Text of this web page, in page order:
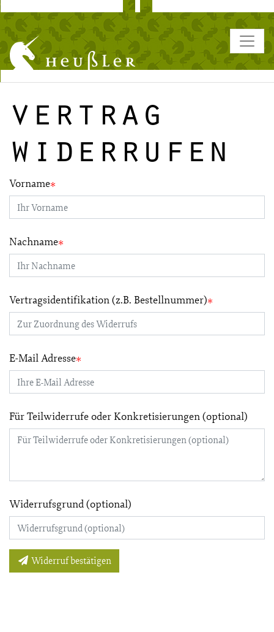
vertrag
widerrufen
Vorname
Nachname
Vertragsidentifikation (z.B. Bestellnummer)
E-Mail Adresse
Für Teilwiderrufe oder Konkretisierungen (optional)
Widerrufsgrund (optional)
Widerruf bestätigen